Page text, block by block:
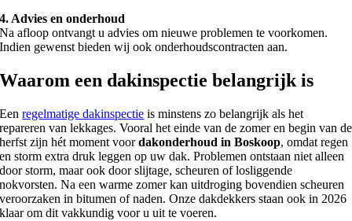
4. Advies en onderhoud
Na afloop ontvangt u advies om nieuwe problemen te voorkomen.
Indien gewenst bieden wij ook onderhoudscontracten aan.
Waarom een dakinspectie belangrijk is
Eenregelmatige dakinspectie is minstens zo belangrijk als het
repareren van lekkages. Vooral het einde van de zomer en begin van de
herfst zijn hét moment voordakonderhoud in Boskoop, omdat regen
en storm extra druk leggen op uw dak. Problemen ontstaan niet alleen
door storm, maar ook door slijtage, scheuren of losliggende
nokvorsten. Na een warme zomer kan uitdroging bovendien scheuren
veroorzaken in bitumen of naden. Onze dakdekkers staan ook in 2026
klaar om dit vakkundig voor u uit te voeren.